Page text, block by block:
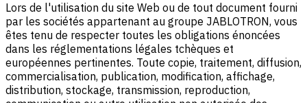
Lors de l'utilisation du site Web ou de tout document fourni
par les sociétés appartenant au groupe JABLOTRON, vous
êtes tenu de respecter toutes les obligations énoncées
dans les réglementations légales tchèques et
européennes pertinentes. Toute copie, traitement, diffusion,
commercialisation, publication, modification, affichage,
distribution, stockage, transmission, reproduction,